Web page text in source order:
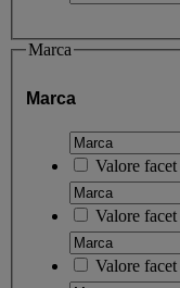
Marca
Marca
Valore facet
Valore facet
Valore facet